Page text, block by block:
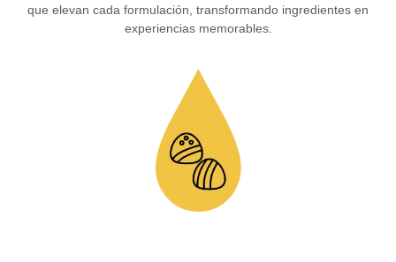
que elevan cada formulación, transformando ingredientes en
experiencias memorables.